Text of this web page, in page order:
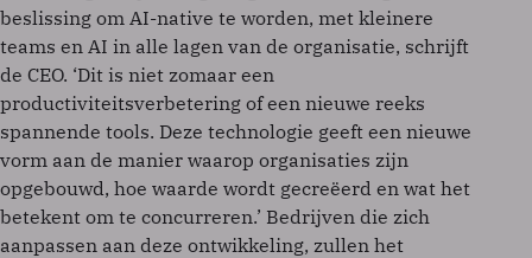
beslissing om AI-native te worden, met kleinere
teams en AI in alle lagen van de organisatie, schrijft
de CEO. ‘Dit is niet zomaar een
productiviteitsverbetering of een nieuwe reeks
spannende tools. Deze technologie geeft een nieuwe
vorm aan de manier waarop organisaties zijn
opgebouwd, hoe waarde wordt gecreëerd en wat het
betekent om te concurreren.’ Bedrijven die zich
aanpassen aan deze ontwikkeling, zullen het